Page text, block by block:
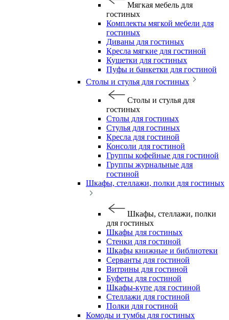
Мягкая мебель для
гостиных
Комплекты мягкой мебели для
гостиных
Диваны для гостиных
Кресла мягкие для гостиной
Кушетки для гостиных
Пуфы и банкетки для гостиной
Столы и стулья для гостиных
Столы и стулья для
гостиных
Столы для гостиных
Стулья для гостиных
Кресла для гостиной
Консоли для гостиной
Группы кофейные для гостиной
Группы журнальные для
гостиной
Шкафы, стеллажи, полки для гостиных
Шкафы, стеллажи, полки
для гостиных
Шкафы для гостиных
Стенки для гостиной
Шкафы книжные и библиотеки
Серванты для гостиной
Витрины для гостиной
Буфеты для гостиной
Шкафы-купе для гостиной
Стеллажи для гостиной
Полки для гостиной
Комоды и тумбы для гостиных